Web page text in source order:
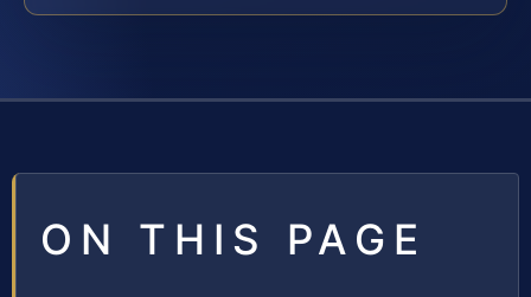
ON THIS PAGE